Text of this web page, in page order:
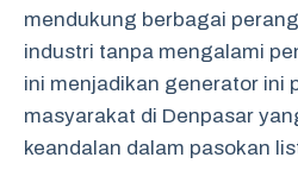
mendukung berbagai
industri tanpa mengalami
ini menjadikan generator ini
masyarakat di Denpasar
keandalan dalam pasokan